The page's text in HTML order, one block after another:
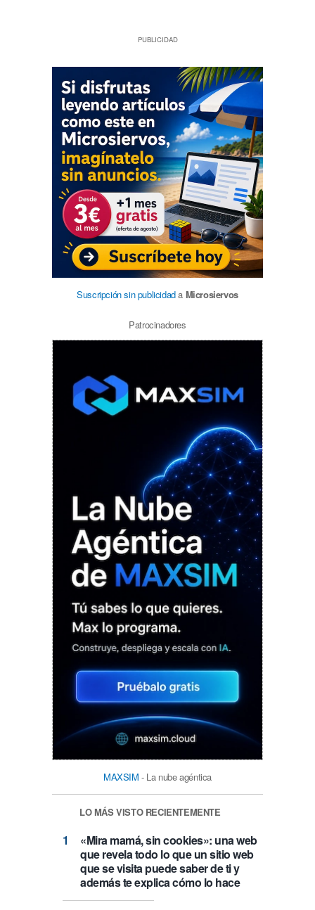
PUBLICIDAD
Suscripción sin publicidada Microsiervos
Patrocinadores
MAXSIM - La nube agéntica
LO MÁS VISTO RECIENTEMENTE
«Mira mamá, sin cookies»: una web
que revela todo lo que un sitio web
que se visita puede saber de ti y
además te explica cómo lo hace